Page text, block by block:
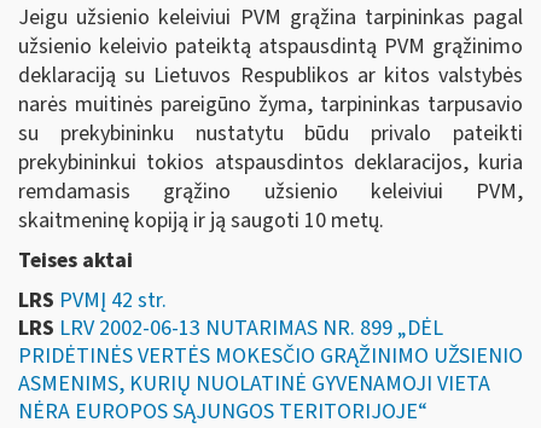
Jeigu užsienio keleiviui PVM grąžina tarpininkas pagal
užsienio keleivio pateiktą atspausdintą PVM grąžinimo
deklaraciją su Lietuvos Respublikos ar kitos valstybės
narės muitinės pareigūno žyma, tarpininkas tarpusavio
su prekybininku nustatytu būdu privalo pateikti
prekybininkui tokios atspausdintos deklaracijos, kuria
remdamasis grąžino užsienio keleiviui PVM,
skaitmeninę kopiją ir ją saugoti 10 metų.
Teises aktai
LRS PVMĮ 42 str.
LRS LRV 2002-06-13 NUTARIMAS NR. 899 „DĖL
PRIDĖTINĖS VERTĖS MOKESČIO GRĄŽINIMO UŽSIENIO
ASMENIMS, KURIŲ NUOLATINĖ GYVENAMOJI VIETA
NĖRA EUROPOS SĄJUNGOS TERITORIJOJE“